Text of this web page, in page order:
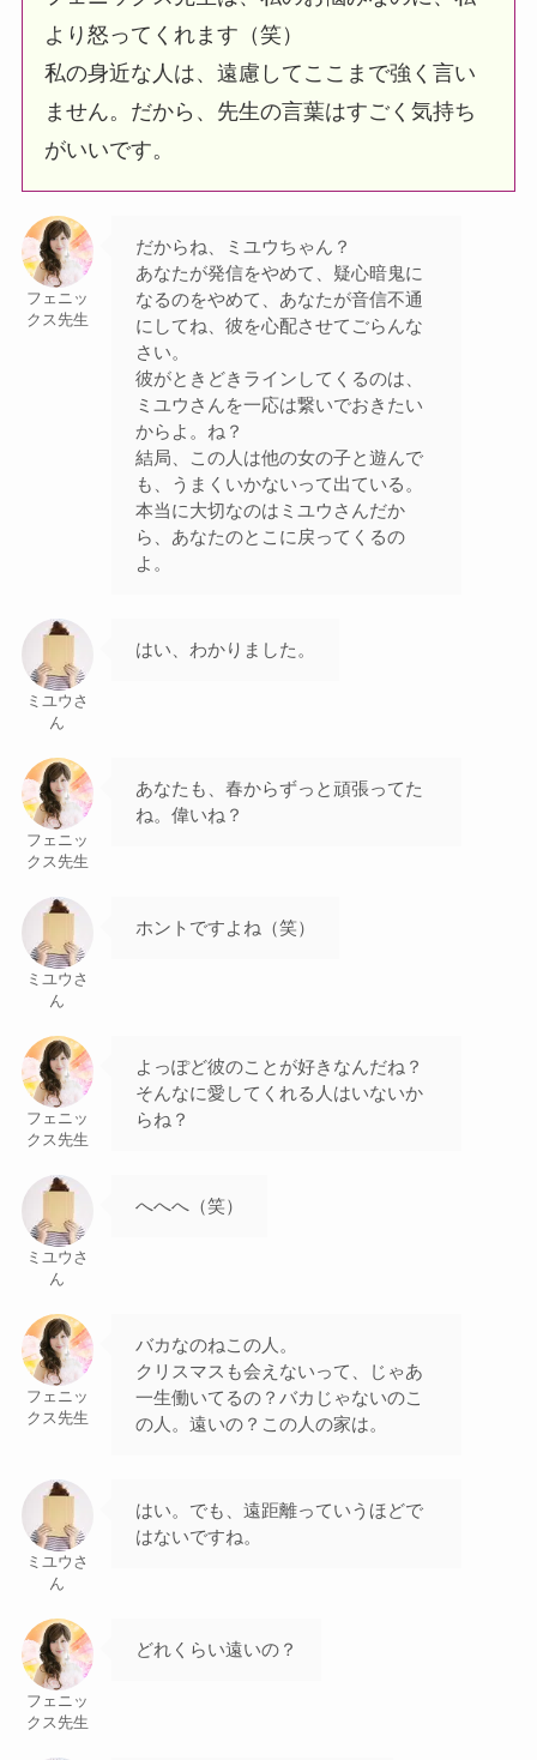
より怒ってくれます（笑）
私の身近な人は、遠慮してここまで強く言い
ません。だから、先生の言葉はすごく気持ち
がいいです。
フェニッ
クス先生
だからね、ミユウちゃん？
あなたが発信をやめて、疑心暗鬼に
なるのをやめて、あなたが音信不通
にしてね、彼を心配させてごらんな
さい。
彼がときどきラインしてくるのは、
ミユウさんを一応は繋いでおきたい
からよ。ね？
結局、この人は他の女の子と遊んで
も、うまくいかないって出ている。
本当に大切なのはミユウさんだか
ら、あなたのとこに戻ってくるの
よ。
ミユウさ
ん
はい、わかりました。
フェニッ
クス先生
あなたも、春からずっと頑張ってた
ね。偉いね？
ミユウさ
ん
ホントですよね（笑）
フェニッ
クス先生
よっぽど彼のことが好きなんだね？
そんなに愛してくれる人はいないか
らね？
ミユウさ
ん
へへへ（笑）
フェニッ
クス先生
バカなのねこの人。
クリスマスも会えないって、じゃあ
一生働いてるの？バカじゃないのこ
の人。遠いの？この人の家は。
ミユウさ
ん
はい。でも、遠距離っていうほどで
はないですね。
フェニッ
クス先生
どれくらい遠いの？